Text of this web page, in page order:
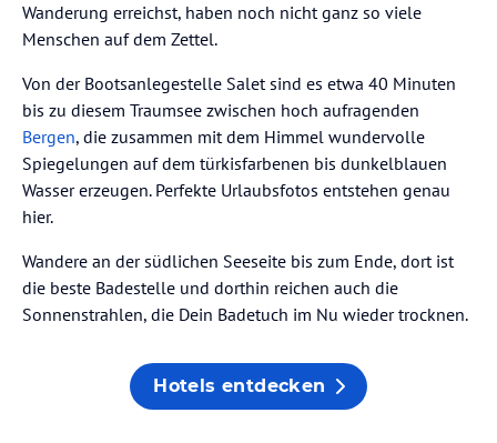
Wanderung erreichst, haben noch nicht ganz so viele
Menschen auf dem Zettel.
Von der Bootsanlegestelle Salet sind es etwa 40 Minuten
bis zu diesem Traumsee zwischen hoch aufragenden
Bergen, die zusammen mit dem Himmel wundervolle
Spiegelungen auf dem türkisfarbenen bis dunkelblauen
Wasser erzeugen. Perfekte Urlaubsfotos entstehen genau
hier.
Wandere an der südlichen Seeseite bis zum Ende, dort ist
die beste Badestelle und dorthin reichen auch die
Sonnenstrahlen, die Dein Badetuch im Nu wieder trocknen.
Hotels entdecken